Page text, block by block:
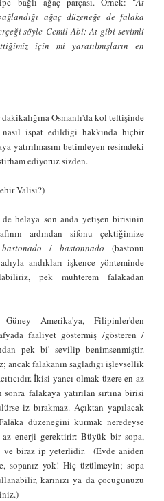
ağaç düzeneğe de falaka
söyle Cemil Abi: At gibi sevimli
için mi yaratılmışların en
Osmanlı'da kol teftişinde
ispat edildiği hakkında hiçbir
yatırılmasını betimleyen resimdeki
ediyoruz sizden.
Valisi?)
de helaya son anda yetişen birisinin
ardından sifonu çektiğimize
bastonado /bastonnado (bastonu
adıyla andıkları işkence yönteminde
pek muhterem falakadan
Amerika'ya, Filipinler'den
faaliyet göstermiş /gösteren /
pek bi' sevilip benimsenmiştir.
falakanın sağladığı işlevsellik
İkisi yancı olmak üzere en az
falakaya yatırılan sırtına birisi
iz bırakmaz. Açıktan yapılacak
düzeneğini kurmak neredeyse
enerji gerektirir: Büyük bir sopa,
biraz ip yeterlidir. (Evde aniden
sopanız yok! Hiç üzülmeyin; sopa
karınızı ya da çocuğunuzu